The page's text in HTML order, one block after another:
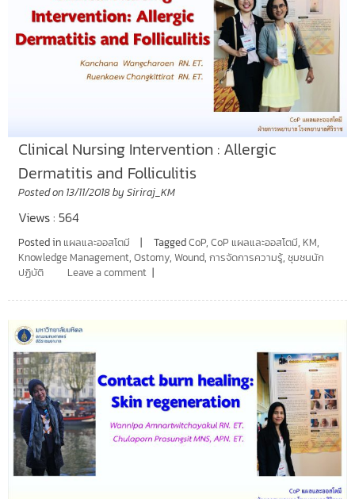
Clinical Nursing Intervention : Allergic
Dermatitis and Folliculitis
Posted on 13/11/2018by Siriraj_KM
Views : 564
Posted in แผลและออสโตมี TaggedCoP, CoP แผลและออสโตมี, KM,
Knowledge Management, Ostomy, Wound, การจัดการความรู้, ชุมชนนัก
ปฏิบัติ
Leave a comment